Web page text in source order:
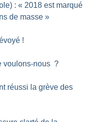
: « 2018 est marqué
de masse »
!
voulons-nous ?
réussi la grève des